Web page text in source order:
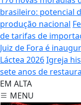
brasileiro: potencial
produção nacional
de tarifas de
Juiz de Fora é
Láctea 2026Igreja
sete anos de
EM ALTA
MENU